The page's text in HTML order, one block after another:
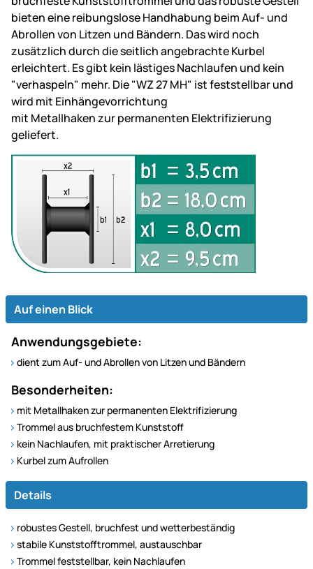
bieten eine reibungslose Handhabung beim Auf- und
Abrollen von Litzen und Bändern. Das wird noch
zusätzlich durch die seitlich angebrachte Kurbel
erleichtert. Es gibt kein lästiges Nachlaufen und kein
"verhaspeln" mehr. Die "WZ 27 MH" ist feststellbar und
wird mit Einhängevorrichtung
mit Metallhaken zur permanenten Elektrifizierung
geliefert.
Auf einen Blick
Anwendungsgebiete:
dient zum Auf- und Abrollen von Litzen und Bändern
Besonderheiten:
mit Metallhaken zur permanenten Elektrifizierung
Trommel aus bruchfestem Kunststoff
kein Nachlaufen, mit praktischer Arretierung
Kurbel zum Aufrollen
Details
robustes Gestell, bruchfest und wetterbeständig
stabile Kunststofftrommel, austauschbar
Trommel feststellbar, kein Nachlaufen